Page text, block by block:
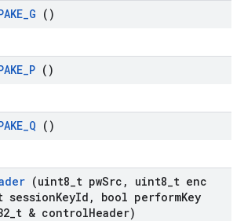
_G ()
_P ()
_Q ()
(uint8 t pwSrc , uint8 t enc
sessionKeyId , bool performKey
t & controlHeader)